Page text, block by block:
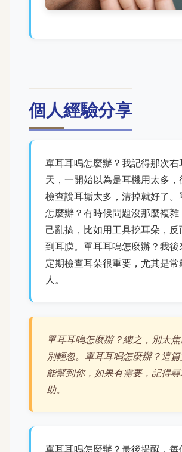
個人經驗分享
單耳耳鳴怎麼辦？我記得那次右
天，一開始以為是耳機用太多，
檢查說耳垢太多，清掉就好了。
怎麼辦？有時候問題沒那麼複雜
己亂搞，比如用工具挖耳朵，
到耳膜。單耳耳鳴怎麼辦？我後
定期檢查耳朵很重要，尤其是常
人。
單耳耳鳴怎麼辦？總之，別太
別輕忽。單耳耳鳴怎麼辦？這
能幫到你，如果有需要，記得
助。
單耳耳鳴怎麼辦？最後提醒，每